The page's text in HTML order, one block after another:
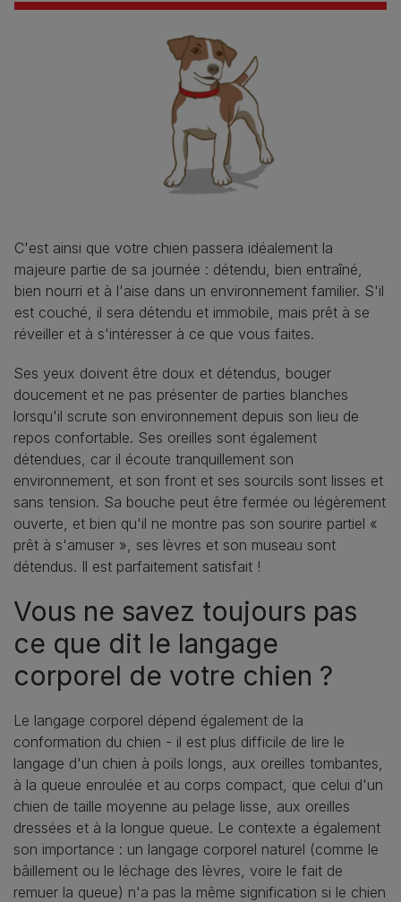
C'est ainsi que votre chien passera idéalement la
majeure partie de sa journée : détendu, bien entraîné,
bien nourri et à l'aise dans un environnement familier. S'il
est couché, il sera détendu et immobile, mais prêt à se
réveiller et à s'intéresser à ce que vous faites.
Ses yeux doivent être doux et détendus, bouger
doucement et ne pas présenter de parties blanches
lorsqu'il scrute son environnement depuis son lieu de
repos confortable. Ses oreilles sont également
détendues, car il écoute tranquillement son
environnement, et son front et ses sourcils sont lisses et
sans tension. Sa bouche peut être fermée ou légèrement
ouverte, et bien qu'il ne montre pas son sourire partiel «
prêt à s'amuser », ses lèvres et son museau sont
détendus. Il est parfaitement satisfait !
Vous ne savez toujours pas
ce que dit le langage
corporel de votre chien ?
Le langage corporel dépend également de la
conformation du chien - il est plus difficile de lire le
langage d'un chien à poils longs, aux oreilles tombantes,
à la queue enroulée et au corps compact, que celui d'un
chien de taille moyenne au pelage lisse, aux oreilles
dressées et à la longue queue. Le contexte a également
son importance : un langage corporel naturel (comme le
bâillement ou le léchage des lèvres, voire le fait de
remuer la queue) n'a pas la même signification si le chien